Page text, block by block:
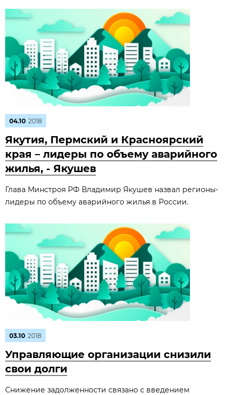
04.10 2018
Якутия, Пермский и Красноярский
края – лидеры по объему аварийного
жилья, - Якушев
Глава Минстроя РФ Владимир Якушев назвал регионы-
лидеры по объему аварийного жилья в России.
03.10 2018
Управляющие организации снизили
свои долги
Снижение задолженности связано с введением